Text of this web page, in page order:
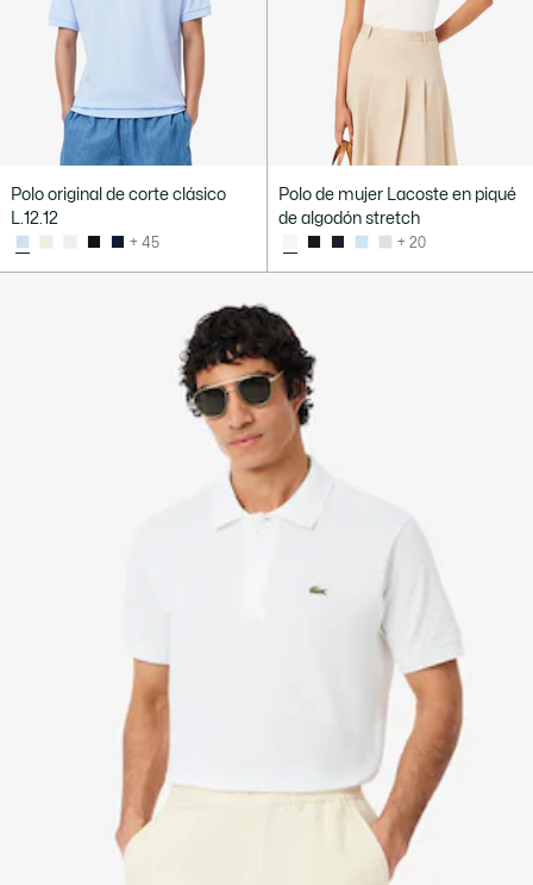
Polo original de corte clásico
L.12.12
+ 45
Polo de mujer Lacoste en piqué
de algodón stretch
+ 20